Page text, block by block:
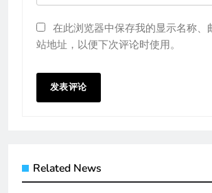
在此浏览器中保存我的显示名称、
站地址，以便下次评论时使用。
Related News